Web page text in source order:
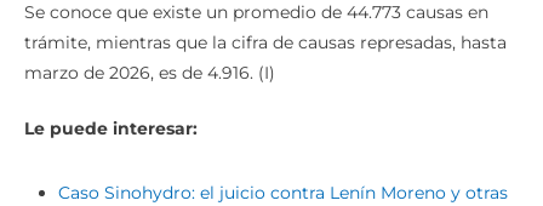
Se conoce que existe un promedio de 44.773 causas en
trámite, mientras que la cifra de causas represadas, hasta
marzo de 2026, es de 4.916. (I)
Le puede interesar:
Caso Sinohydro: el juicio contra Lenín Moreno y otras